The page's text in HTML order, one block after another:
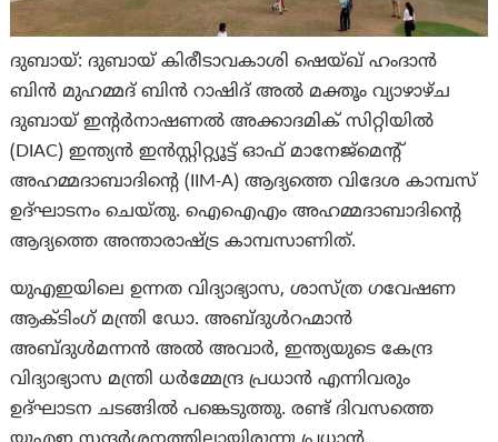
ദുബായ്: ദുബായ് കിരീടാവകാശി ഷെയ്ഖ് ഹംദാൻ
ബിൻ മുഹമ്മദ് ബിൻ റാഷിദ് അൽ മക്തൂം വ്യാഴാഴ്ച
ദുബായ് ഇന്റർനാഷണൽ അക്കാദമിക് സിറ്റിയിൽ
(DIAC) ഇന്ത്യൻ ഇൻസ്റ്റിറ്റ്യൂട്ട് ഓഫ് മാനേജ്‌മെന്റ്
അഹമ്മദാബാദിന്റെ (IIM-A) ആദ്യത്തെ വിദേശ കാമ്പസ്
ഉദ്ഘാടനം ചെയ്തു. ഐഐഎം അഹമ്മദാബാദിന്റെ
ആദ്യത്തെ അന്താരാഷ്ട്ര കാമ്പസാണിത്.
യുഎഇയിലെ ഉന്നത വിദ്യാഭ്യാസ, ശാസ്ത്ര ഗവേഷണ
ആക്ടിംഗ് മന്ത്രി ഡോ. അബ്ദുൾറഹ്മാൻ
അബ്ദുൾമന്നൻ അൽ അവാർ, ഇന്ത്യയുടെ കേന്ദ്ര
വിദ്യാഭ്യാസ മന്ത്രി ധർമ്മേന്ദ്ര പ്രധാന്‍ എന്നിവരും
ഉദ്ഘാടന ചടങ്ങിൽ പങ്കെടുത്തു. രണ്ട് ദിവസത്തെ